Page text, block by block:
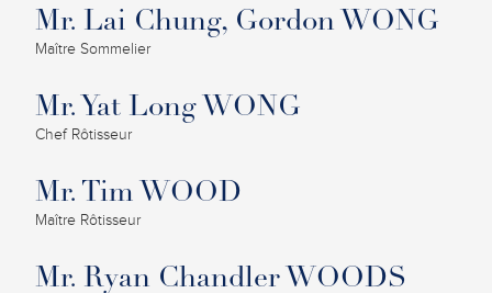
Mr. Lai Chung, Gordon WONG
Maître Sommelier
Mr. Yat Long WONG
Chef Rôtisseur
Mr. Tim WOOD
Maître Rôtisseur
Mr. Ryan Chandler WOODS